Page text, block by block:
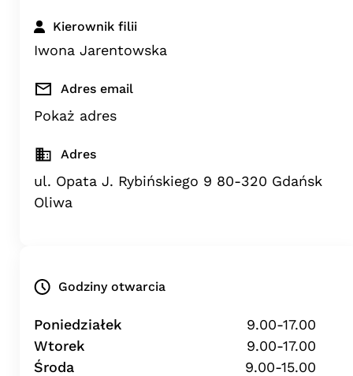
Kierownik filii
Iwona Jarentowska
Adres email
Pokaż adres
Adres
ul. Opata J. Rybińskiego 9 80-320 Gdańsk
Oliwa
Godziny otwarcia
Poniedziałek
9.00-17.00
Wtorek
9.00-17.00
Środa
9.00-15.00